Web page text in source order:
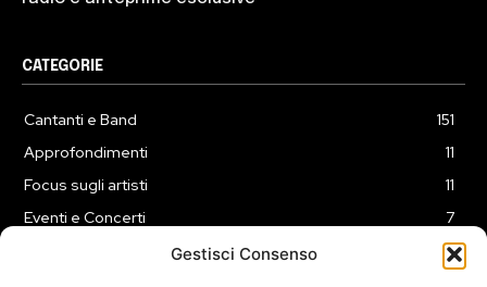
Gestisci Consenso
CATEGORIE
Cantanti e Band
151
Approfondimenti
11
Focus sugli artisti
11
Eventi e Concerti
7
3